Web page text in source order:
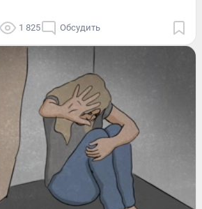
1 825 Обсудить